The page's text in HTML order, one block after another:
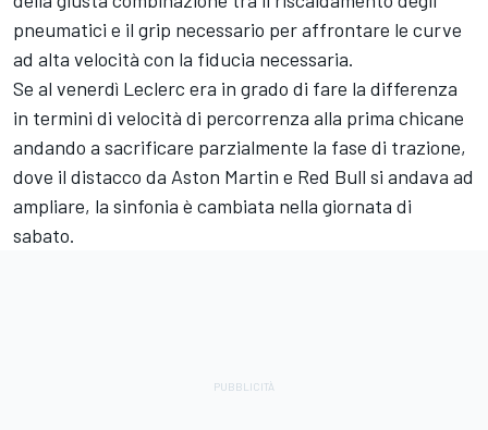
pneumatici e il grip necessario per affrontare le curve
ad alta velocità con la fiducia necessaria.
Se al venerdì Leclerc era in grado di fare la differenza
in termini di velocità di percorrenza alla prima chicane
andando a sacrificare parzialmente la fase di trazione,
dove il distacco da Aston Martin e Red Bull si andava ad
ampliare, la sinfonia è cambiata nella giornata di
sabato.